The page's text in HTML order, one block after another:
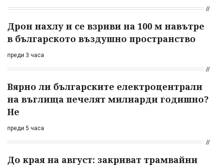
Дрон нахлу и се взриви на 100 м навътре
в българското въздушно пространство
преди 3 часа
Вярно ли българските електроцентрали
на въглища печелят милиарди годишно?
Не
преди 5 часа
До края на август: закриват трамвайни